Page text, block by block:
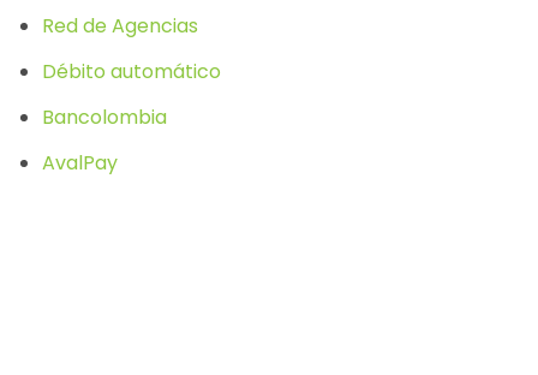
Red de Agencias
Débito automático
Bancolombia
AvalPay